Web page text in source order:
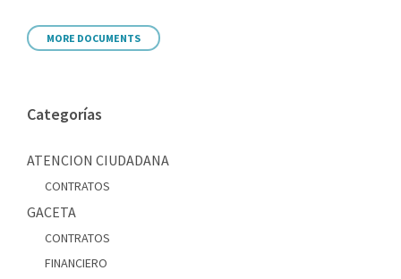
MORE DOCUMENTS
Categorías
ATENCION CIUDADANA
CONTRATOS
GACETA
CONTRATOS
FINANCIERO